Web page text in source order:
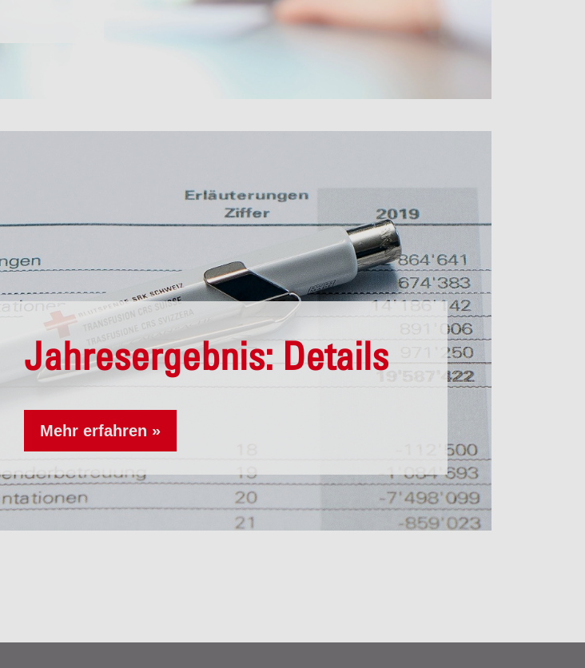
Jahresergebnis: Details
Mehr erfahren »